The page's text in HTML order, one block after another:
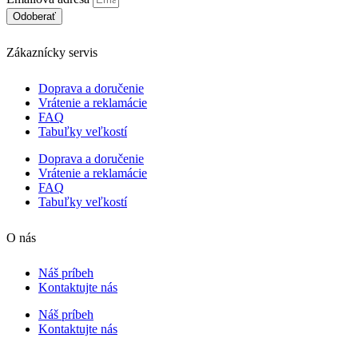
Odoberať
Zákaznícky servis
Doprava a doručenie
Vrátenie a reklamácie
FAQ
Tabuľky veľkostí
Doprava a doručenie
Vrátenie a reklamácie
FAQ
Tabuľky veľkostí
O nás
Náš príbeh
Kontaktujte nás
Náš príbeh
Kontaktujte nás